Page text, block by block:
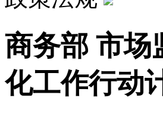
商务部 市场
化工作行动